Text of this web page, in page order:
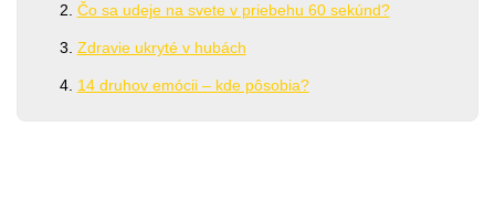
Čo sa udeje na svete v priebehu 60 sekúnd?
Zdravie ukryté v hubách
14 druhov emócii – kde pôsobia?